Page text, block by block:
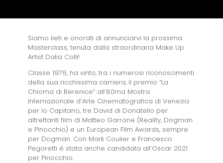
Siamo lieti e onorati di annunciarvi la prossima
Masterclass, tenuta dalla straordinaria Make Up
Artist Dalia Colli!
Classe 1976, ha vinto, tra i numerosi riconoscimenti
della sua ricchissima carriera, il premio “La
Chioma di Berenice” all’80ma Mostra
Internazionale d’Arte Cinematografica di Venezia
per Io Capitano, tre David di Donatello per
altrettanti film di Matteo Garrone (Reality, Dogman
e Pinocchio) e un European Film Awards, sempre
per Dogman. Con Mark Coulier e Francesco
Pegoretti è stata anche candidata all’Oscar 2021
per Pinocchio.